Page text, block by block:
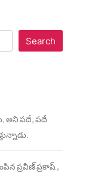
Search
అని పదే, పదే
ప్రవీణ్ ప్రకాష్ ,